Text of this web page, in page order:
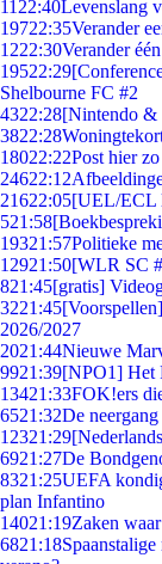
11 22:40Levenslang
19722:35Verander
1222:30Verander
19522:29
Shelbourne FC #2
4322:28[Nintendo &
3822:28
18022:22Post hier
24622:12
21622:05[UEL/
521:58
19321:57Politieke
12921:50[WLR SC
821:45[gratis]
3221:45
2026/2027
2021:44Nieuwe
9921:39[NPO1] Het
13421:33FOK!ers
6521:32De
12321:29
6921:27De
8321:25UEFA
plan Infantino
14021:19Zaken
6821:18